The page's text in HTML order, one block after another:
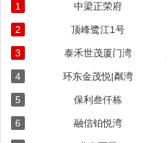
1 中梁正荣府
2 顶峰鹭江1号
3 泰禾世茂厦门湾
4 环东金茂悦|粼湾
5 保利叁仟栋
6 融信铂悦湾